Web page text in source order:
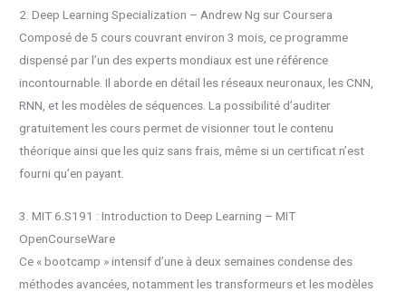
2. Deep Learning Specialization – Andrew Ng sur Coursera
Composé de 5 cours couvrant environ 3 mois, ce programme
dispensé par l’un des experts mondiaux est une référence
incontournable. Il aborde en détail les réseaux neuronaux, les CNN,
RNN, et les modèles de séquences. La possibilité d’auditer
gratuitement les cours permet de visionner tout le contenu
théorique ainsi que les quiz sans frais, même si un certificat n’est
fourni qu’en payant.
3. MIT 6.S191 : Introduction to Deep Learning – MIT
OpenCourseWare
Ce « bootcamp » intensif d’une à deux semaines condense des
méthodes avancées, notamment les transformeurs et les modèles